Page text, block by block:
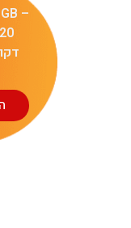
–
דקות